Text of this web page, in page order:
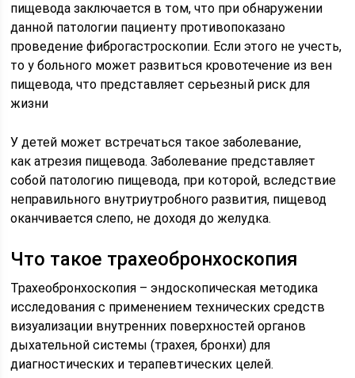
пищевода заключается в том, что при обнаружении
данной патологии пациенту противопоказано
проведение фиброгастроскопии. Если этого не учесть,
то у больного может развиться кровотечение из вен
пищевода, что представляет серьезный риск для
жизни
У детей может встречаться такое заболевание,
как атрезия пищевода. Заболевание представляет
собой патологию пищевода, при которой, вследствие
неправильного внутриутробного развития, пищевод
оканчивается слепо, не доходя до желудка.
Что такое трахеобронхоскопия
Трахеобронхоскопия – эндоскопическая методика
исследования с применением технических средств
визуализации внутренних поверхностей органов
дыхательной системы (трахея, бронхи) для
диагностических и терапевтических целей.